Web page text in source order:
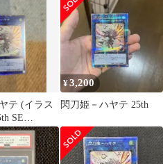
PSA10
テ (イラス
SE
¥3,200
閃刀姫－ハヤテ 25th